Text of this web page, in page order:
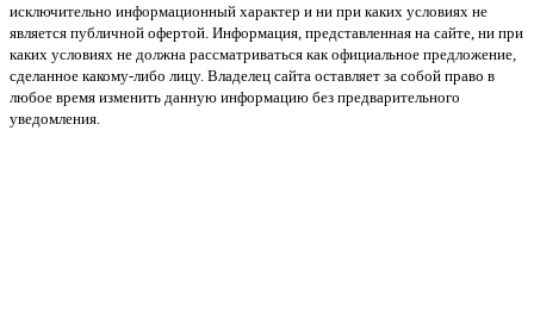
исключительно информационный характер и ни при каких условиях не
является публичной офертой. Информация, представленная на сайте, ни при
каких условиях не должна рассматриваться как официальное предложение,
сделанное какому-либо лицу. Владелец сайта оставляет за собой право в
любое время изменить данную информацию без предварительного
уведомления.